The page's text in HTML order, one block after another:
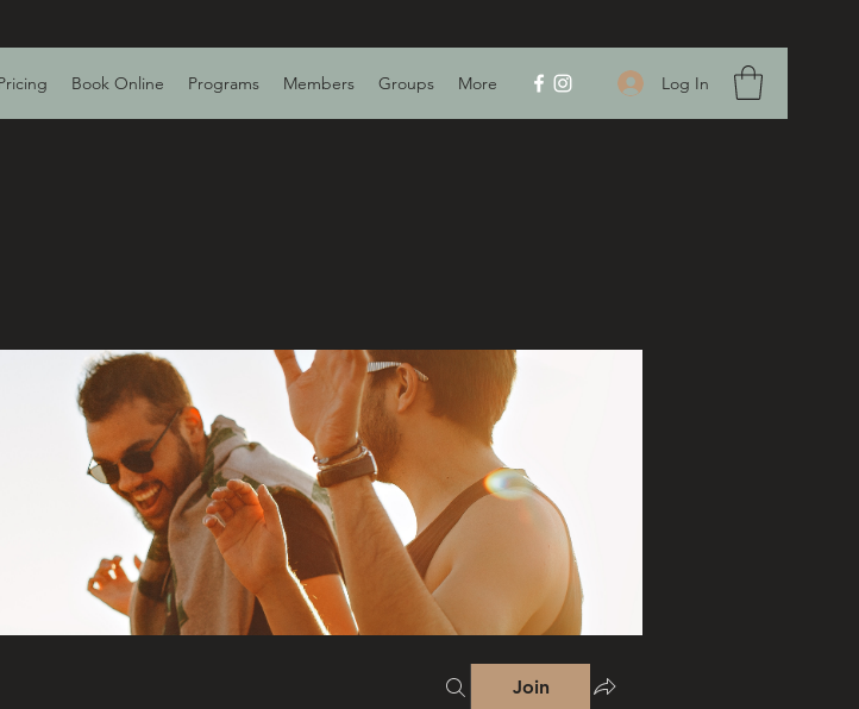
Book Online Programs Members Groups More Log In
Join